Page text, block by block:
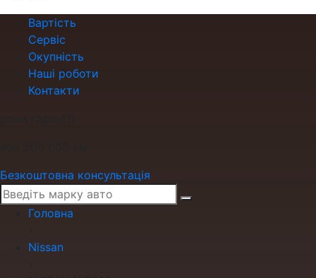
Вартість
Сервіс
Окупність
Наші роботи
Контакти
Безкоштовна консультація
Головна
Nissan